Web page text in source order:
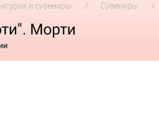
и сувениры Сувениры
Морти